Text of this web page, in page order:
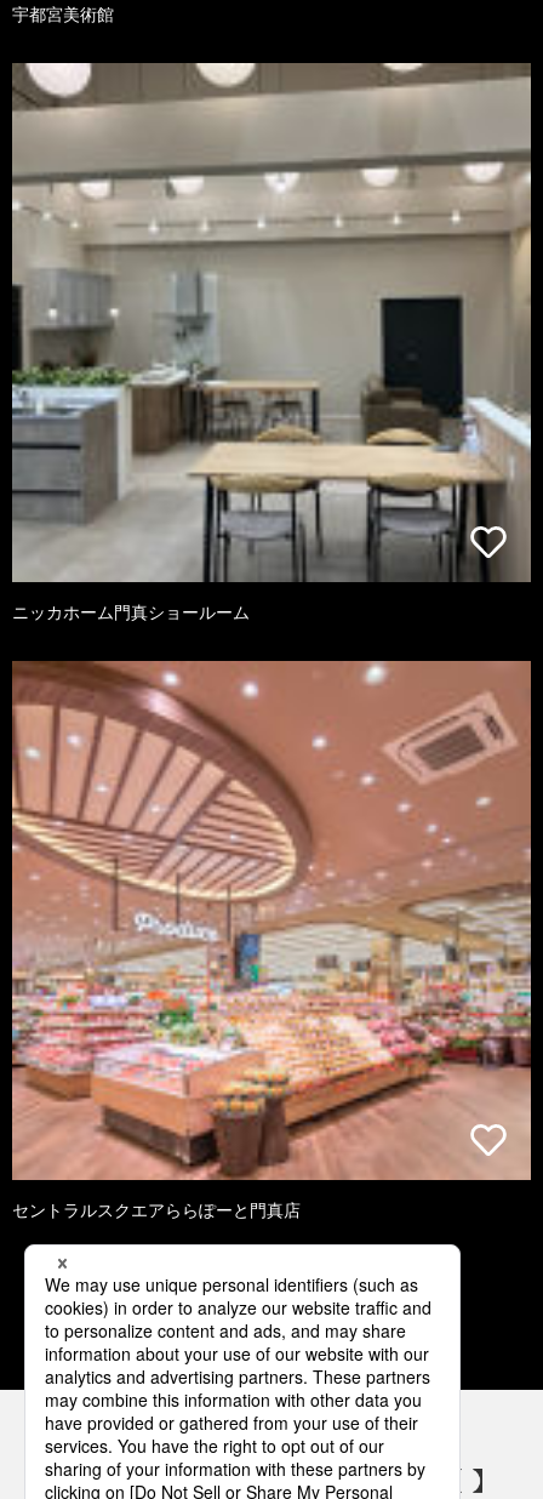
宇都宮美術館
ニッカホーム門真ショールーム
セントラルスクエアららぽーと門真店
1 2 3 4 5
パナソニックの電気設備 SNSアカウント